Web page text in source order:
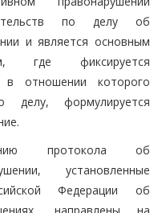
по делу об
и является основным
где фиксируется
в отношении которого
делу, формулируется
протокола об
установленные
Федерации об